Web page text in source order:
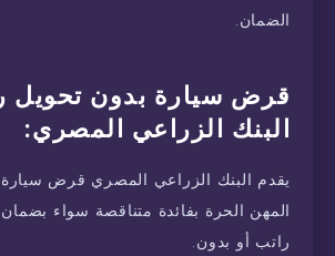
الضمان.
قرض سيارة بدون تحويل
البنك الزراعي المصري:
يقدم البنك الزراعي المصري قرض
المهن الحرة بفائدة متناقصة سواء
راتب أو بدون.